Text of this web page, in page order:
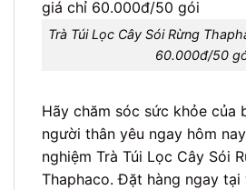
Trà Túi Lọc Cây Sói Rừng
60.000đ/50
Hãy chăm sóc sức khỏe của
người thân yêu ngay hôm
nghiệm Trà Túi Lọc Cây Sói
Thaphaco. Đặt hàng ngay tại